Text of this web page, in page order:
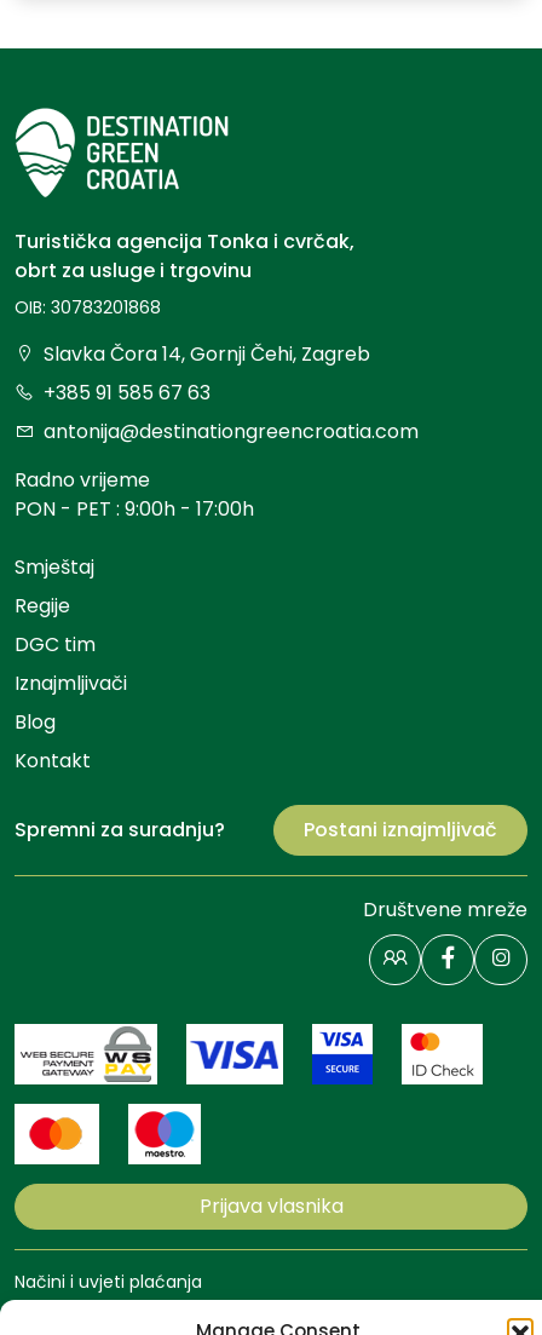
Turistička agencija Tonka i cvrčak,
obrt za usluge i trgovinu
OIB: 30783201868
Slavka Čora 14, Gornji Čehi, Zagreb
+385 91 585 67 63
antonija@destinationgreencroatia.com
Radno vrijeme
PON - PET : 9:00h - 17:00h
Smještaj
Regije
DGC tim
Iznajmljivači
Blog
Kontakt
Spremni za suradnju? Postani iznajmljivač
Društvene mreže
Prijava vlasnika
Načini i uvjeti plaćanja
Politika privatnosti